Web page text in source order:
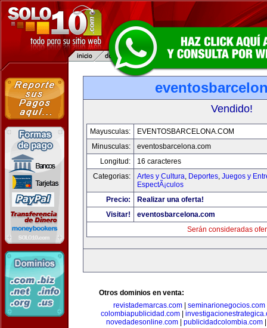
Vendido!
Mayusculas:
EVENTOSBARCELONA.COM
Minusculas:
eventosbarcelona.com
Longitud:
16 caracteres
Categorias:
Artes y Cultura, Deportes, Juegos y
EspectÃ¡culos
Precio:
Realizar una oferta!
Visitar!
eventosbarcelona.com
Serán consideradas
Otros dominios en venta:
revistademarcas.com
seminarionegocios.com
colombiapublicidad.com
novedadesonline.com
publicidadcolombia.com